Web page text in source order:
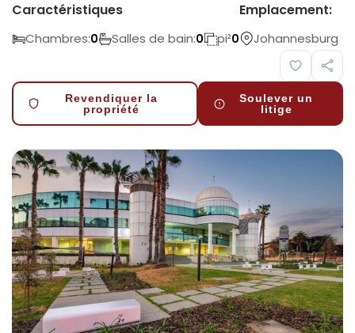
Caractéristiques
Chambres:0 Salles de bain:0 pi²0
Emplacement:
Johannesburg
Revendiquer la
propriété
Soulever un
litige